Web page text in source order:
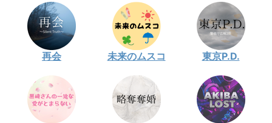
再会 未来のムスコ 東京P.D.